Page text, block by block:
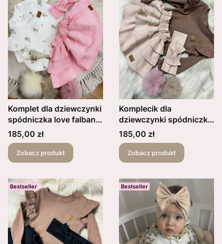
Komplet dla dziewczynki
spódniczka love falbanki
brzoskwiniowa opaska z
kokardką plus body lub
bluzka kwiaty i kokardki
wzór
Cena
185,00 zł
Zobacz produkt
Komplecik dla
dziewczynki spódniczka
beżowa z falbankami
plus opaska z kokardką
plus body lub bluzka
prążkowane
Cena
185,00 zł
Zobacz produkt
Bestseller Bestseller